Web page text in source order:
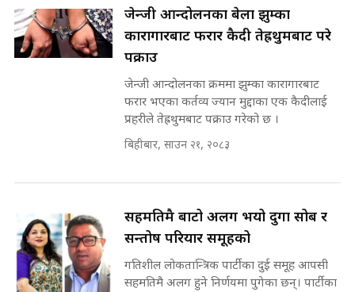
गुरुङ, भक्कानिए सांसदहरू ||
SIDHAKURA ||
मन्त्री र पूर्व मन्त्रीको ७८ लाख घुस डिलको
अडियो | FULL AUDIO |
SIDHAKURA |
मन्त्री राजकुमारलाई घुस दिने विचौलीया
पूर्व मन्त्री रञ्जिता || SIDHAKURA
मन्त्रीले घुस डिल गरेको अडियो ! दुई झोला
नोट मन्त्रीलाई घुस | SIDHAKURA |
SIDHAKURA INVESTIGATION |
जेन्जी आन्दोलनका बेला झुम्का
कारागारबाट फरार कैदी तेह्रथुमबाट परे
पक्राउ
जेन्जी आन्दोलनका क्रममा झुम्का कारागारबाट
फरार भएका कर्तव्य ज्यान मुद्दाका एक कैदीलाई
प्रहरीले तेह्रथुमबाट पक्राउ गरेको छ ।
बिहीबार, साउन २१, २०८३
सहमतिमै बाटो अलग भयो दुर्गा सोब र
सन्तोष परियार समूहको
गतिशील लोकतान्त्रिक पार्टीका दुई समूह आपसी
सहमतिमै अलग हुने निर्णयमा पुगेका छन्। पार्टीका